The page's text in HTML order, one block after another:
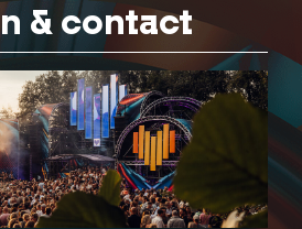
& contact